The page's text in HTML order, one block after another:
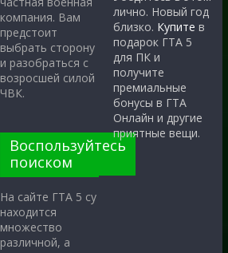
компания. Вам
предстоит
выбрать сторону
и разобраться с
возросшей силой
ЧВК.
Воспользуйтесь
поиском
На сайте ГТА 5 су
находится
множество
различной, а
лично. Новый год
близко. Купите в
подарок ГТА 5
для ПК и
получите
премиальные
бонусы в ГТА
Онлайн и другие
приятные вещи.